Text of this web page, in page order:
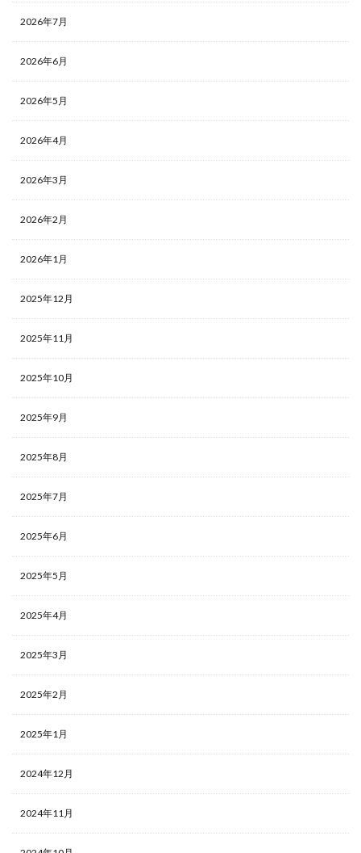
2026年7月
2026年6月
2026年5月
2026年4月
2026年3月
2026年2月
2026年1月
2025年12月
2025年11月
2025年10月
2025年9月
2025年8月
2025年7月
2025年6月
2025年5月
2025年4月
2025年3月
2025年2月
2025年1月
2024年12月
2024年11月